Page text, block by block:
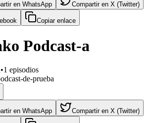
en WhatsApp Compartir en X (Twitter)
Copiar enlace
Podcast-a
•1 episodios
de-prueba
en WhatsApp Compartir en X (Twitter)